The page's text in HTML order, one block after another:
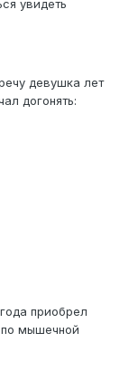
увидеть
девушка лет
догонять:
приобрел
по мышечной